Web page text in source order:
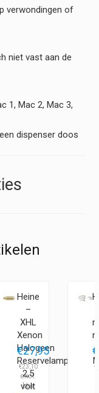
verwondingen of
niet vast aan de
1, Mac 2, Mac 3,
dispenser doos
Heine
–
XHL
Xenon
Halogeen
Reservelamp
2,5
volt
€27,95
€23,10
€
€